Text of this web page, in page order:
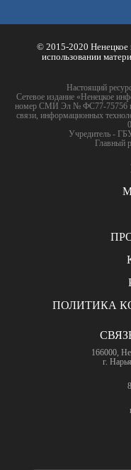
© 2015-2020 Ненецкое
использовании
Настоящий
Сетевое издание «Ненецкое
номер СМИ Эл № ФС77-75756
связи, информационных
Учредитель -
Главный
ПОЛИТИКА
166000,
г.